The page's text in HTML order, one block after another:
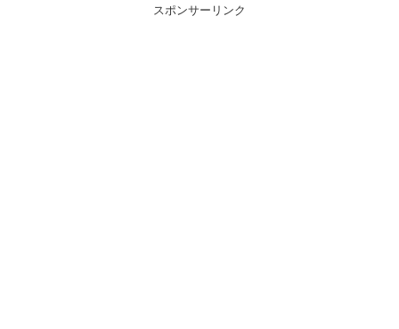
スポンサーリンク